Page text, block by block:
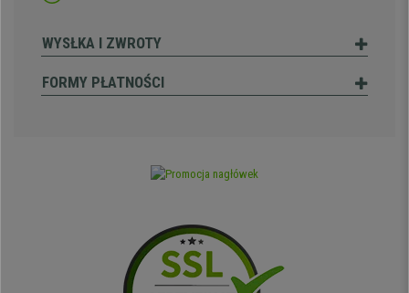
WYSŁKA I ZWROTY
FORMY PŁATNOŚCI